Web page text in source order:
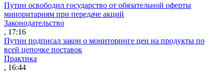
Путин освободил государство от обязательной оферты
миноритариям при передаче акций
Законодательство
, 17:16
Путин подписал закон о мониторинге цен на продукты по
всей цепочке поставок
Практика
, 16:44